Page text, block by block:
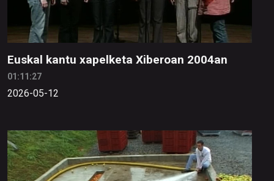
Euskal kantu xapelketa Xiberoan 2004an
01:11:27
2026-05-12